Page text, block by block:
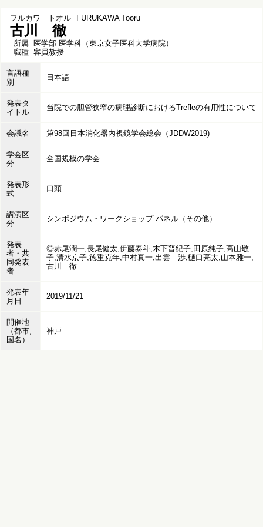
フルカワ トオル FURUKAWA Tooru
古川 徹
所属 医学部 医学科（東京女子医科大学病院）
職種 客員教授
言語種
別
日本語
発表タ
イトル
当院での胆管狭窄の病理診断におけるTrefleの有用性について
会議名 第98回日本消化器内視鏡学会総会（JDDW2019)
学会区
分
全国規模の学会
発表形
式
口頭
講演区
分
シンポジウム・ワークショップ パネル（その他）
発表
者・共
同発表
者
◎赤尾潤一,長尾健太,伊藤泰斗,木下普紀子,田原純子,高山敬
子,清水京子,徳重克年,中村真一,出雲 渉,樋口亮太,山本雅一,
古川 徹
発表年
月日
2019/11/21
開催地
（都市,
国名）
神戸